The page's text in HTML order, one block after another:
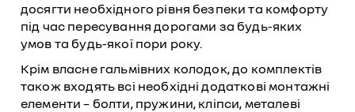
досягти необхідного рівня безпеки та комфорту
під час пересування дорогами за будь-яких
умов та будь-якої пори року.
Крім власне гальмівних колодок, до комплектів
також входять всі необхідні додаткові монтажні
елементи – болти, пружини, кліпси, металеві